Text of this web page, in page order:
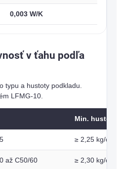
0,003 W/K
v ťahu podľa
typu a hustoty podkladu.
LFMG-10.
Min. hustota
≥ 2,25 kg/
až C50/60 ≥ 2,30 kg/